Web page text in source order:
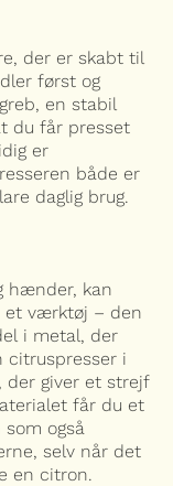
der er skabt til
først og
en stabil
du får presset
er
både er
daglig brug.
hænder, kan
et værktøj – den
i metal, der
citruspresser i
der giver et strejf
får du et
også
selv når det
en citron.